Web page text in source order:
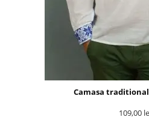
Camasa
109,00